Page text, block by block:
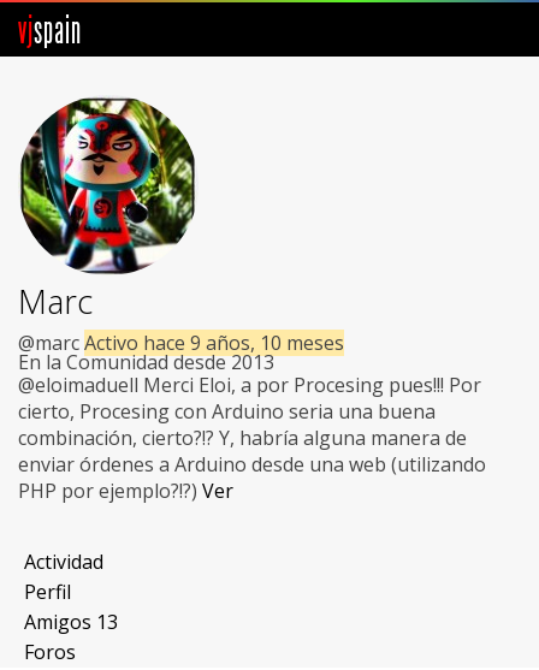
vjspain
Foros
Noticias
Vjspain
Ayuda
Contacto
Entrar
Crear Cuenta
Marc
@marcActivo hace 9 años, 10 meses
En la Comunidad desde 2013
@eloimaduell Merci Eloi, a por Procesing pues!!! Por
cierto, Procesing con Arduino seria una buena
combinación, cierto?!? Y, habría alguna manera de
enviar órdenes a Arduino desde una web (utilizando
PHP por ejemplo?!?) Ver
Actividad
Perfil
Amigos 13
Foros